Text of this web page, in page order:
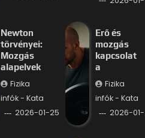
Newton
törvényei:
Mozgás
alapelvek
Fizika
infók - Kata
2026-01-25
Erő és
mozgás
kapcsolat
a
Fizika
infók - Kata
2026-